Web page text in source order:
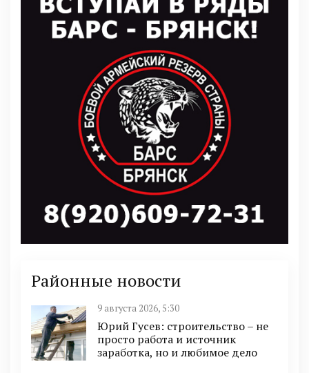
Районные новости
9 августа 2026, 5:30
Юрий Гусев: строительство – не
просто работа и источник
заработка, но и любимое дело